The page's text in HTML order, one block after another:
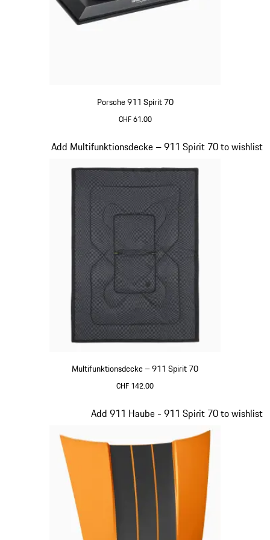
Porsche 911 Spirit 70
CHF 61.00
Multifunktionsdecke – 911 Spirit 70
CHF 142.00
Add Multifunktionsdecke – 911 Spirit 70 to wishlist
Slide 18 von 20
Add 911 Haube - 911 Spirit 70 to wishlist